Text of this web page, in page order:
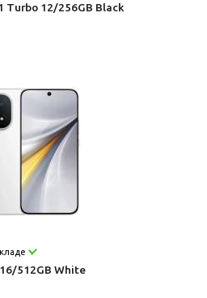
Turbo 12/256GB Black
512GB White